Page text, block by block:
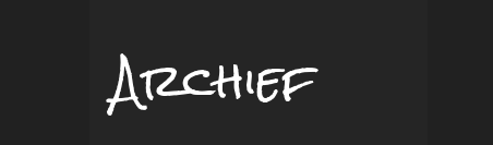
Archief